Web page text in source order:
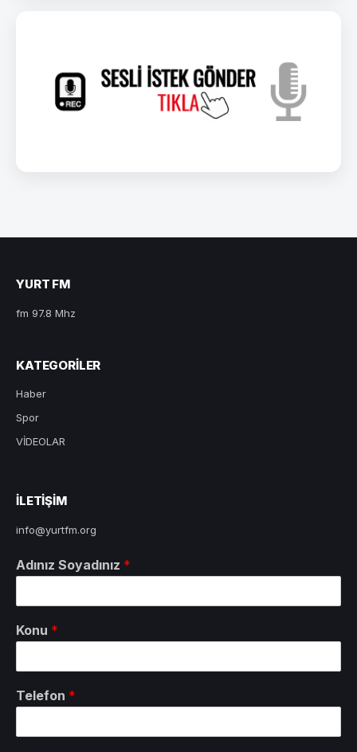
YURT FM
fm 97.8 Mhz
KATEGORILER
Haber
Spor
VİDEOLAR
ILETIŞIM
info@yurtfm.org
Adınız Soyadınız *
Konu *
Telefon *